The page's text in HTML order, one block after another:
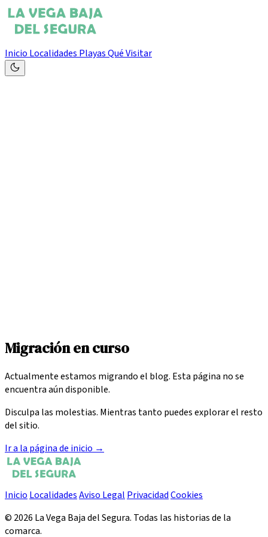
Inicio Localidades PlayasQué Visitar
Migración en curso
Actualmente estamos migrando el blog. Esta página no se
encuentra aún disponible.
Disculpa las molestias. Mientras tanto puedes explorar el resto
del sitio.
Ir a la página de inicio →
Inicio LocalidadesAviso Legal PrivacidadCookies
© 2026 La Vega Baja del Segura. Todas las historias de la
comarca.